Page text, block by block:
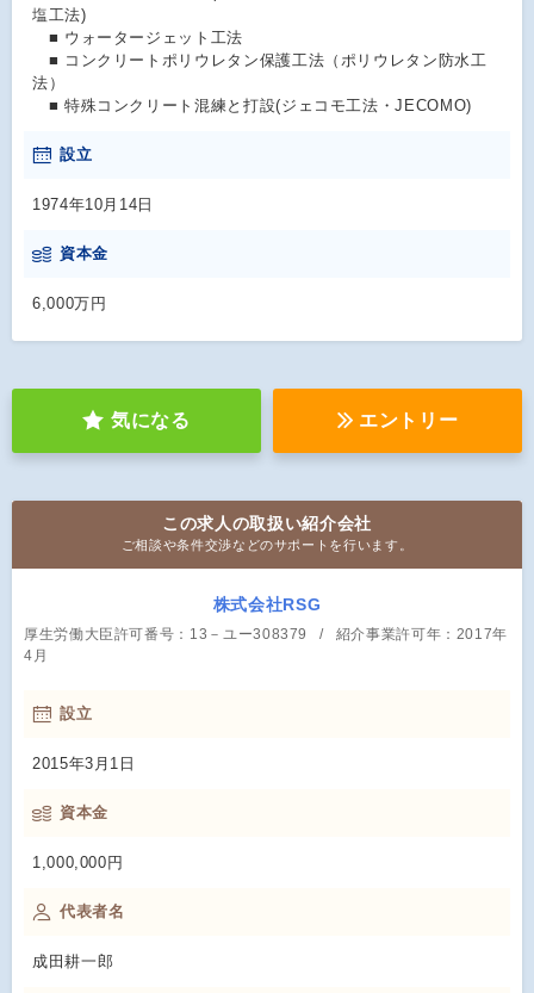
塩工法)
■ ウォータージェット工法
■ コンクリートポリウレタン保護工法（ポリウレタン防水工
法）
■ 特殊コンクリート混練と打設(ジェコモ工法・JECOMO)
設立
1974年10月14日
資本金
6,000万円
気になる エントリー
この求人の取扱い紹介会社
ご相談や条件交渉などのサポートを行います。
株式会社RSG
厚生労働大臣許可番号：13－ユー308379
紹介事業許可年：2017年
4月
設立
2015年3月1日
資本金
1,000,000円
代表者名
成田耕一郎